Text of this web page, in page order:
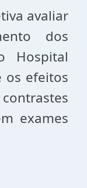
avaliar
dos
Hospital
os efeitos
exames